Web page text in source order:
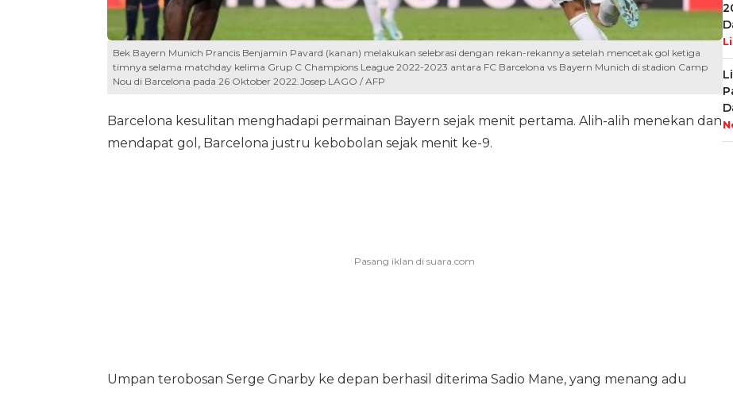
Bek Bayern Munich Prancis Benjamin Pavard (kanan) melakukan selebrasi dengan rekan-rekannya setelah mencetak gol ketiga
timnya selama matchday kelima Grup C Champions League 2022-2023 antara FC Barcelona vs Bayern Munich di stadion Camp
Nou di Barcelona pada 26 Oktober 2022.Josep LAGO / AFP
Barcelona kesulitan menghadapi permainan Bayern sejak menit pertama. Alih-alih menekan dan
mendapat gol, Barcelona justru kebobolan sejak menit ke-9.
Umpan terobosan Serge Gnarby ke depan berhasil diterima Sadio Mane, yang menang adu